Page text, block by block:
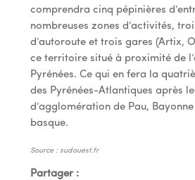
comprendra cinq pépinières
nombreuses zones d’activités,
d’autoroute et trois gares (Artix,
ce territoire situé à proximité de
Pyrénées. Ce qui en fera la
des Pyrénées-Atlantiques après
d’agglomération de Pau,
basque.
Source : sudouest.fr
Partager :